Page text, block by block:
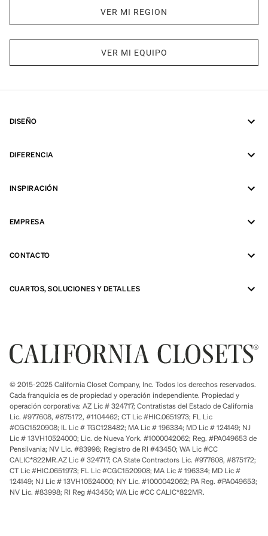
VER MI REGION
VER MI EQUIPO
DISEÑO
DIFERENCIA
INSPIRACIÓN
EMPRESA
CONTACTO
CUARTOS, SOLUCIONES Y DETALLES
© 2015-2025 California Closet Company, Inc. Todos los derechos reservados.
Cada franquicia es de propiedad y operación independiente. Propiedad y
operación corporativa: AZ Lic # 324717; Contratistas del Estado de California
Lic. #977608, #875172, #1104462; CT Lic #HIC.0651973; FL Lic
#CGC1520908; IL Lic # TGC128482; MA Lic # 196334; MD Lic # 124149; NJ
Lic # 13VH10524000; Lic. de Nueva York. #1000042062; Reg. #PA049653 de
Pensilvania; NV Lic. #83998; Registro de RI #43450; WA Lic #CC
CALIC*822MR.AZ Lic # 324717; CA State Contractors Lic. #977608, #875172;
CT Lic #HIC.0651973; FL Lic #CGC1520908; MA Lic # 196334; MD Lic #
124149; NJ Lic # 13VH10524000; NY Lic. #1000042062; PA Reg. #PA049653;
NV Lic. #83998; RI Reg #43450; WA Lic #CC CALIC*822MR.